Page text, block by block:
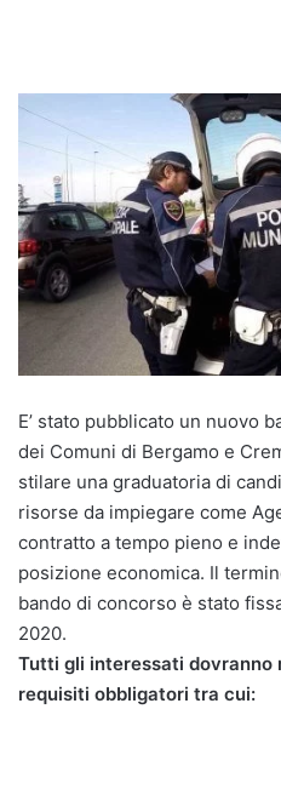
E’ stato pubblicato un nuovo
dei Comuni di Bergamo e
stilare una graduatoria di
risorse da impiegare come
contratto a tempo pieno e
posizione economica. Il
bando di concorso è stato
2020.
Tutti gli interessati dovranno
requisiti obbligatori tra cui: